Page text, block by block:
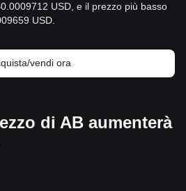
USD, e il prezzo più basso
USD.
vendi ora
di AB aumenterà